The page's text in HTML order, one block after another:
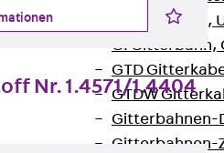
G Gitterbahn,
GI Gitterbahn,
GTD
GTDW
Gitterbahnen-
Gitterbahnen-
Nr. 1.4571/1.4404